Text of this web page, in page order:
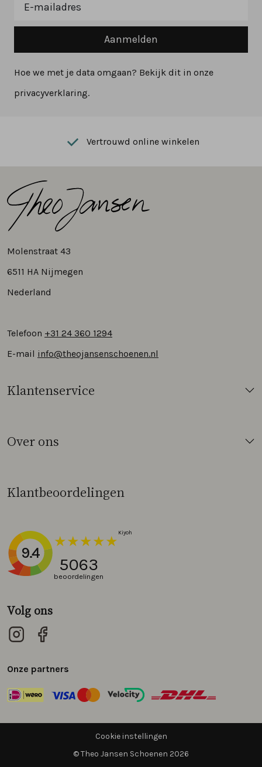
Aanmelden
Hoe we met je data omgaan? Bekijk dit in onze
privacyverklaring.
Vertrouwd online winkelen
Molenstraat 43
6511 HA Nijmegen
Nederland
Telefoon +31 24 360 1294
E-mail info@theojansenschoenen.nl
Klantenservice
Over ons
Klantbeoordelingen
9.4
5063
beoordelingen
Volg ons
Onze partners
Cookie instellingen
© Theo Jansen Schoenen 2026